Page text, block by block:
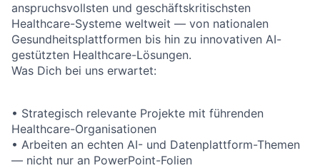
anspruchsvollsten und geschäftskritischsten
Healthcare-Systeme weltweit — von nationalen
Gesundheitsplattformen bis hin zu innovativen AI-
gestützten Healthcare-Lösungen.
Was Dich bei uns erwartet:
• Strategisch relevante Projekte mit führenden
Healthcare-Organisationen
• Arbeiten an echten AI- und Datenplattform-Themen
— nicht nur an PowerPoint-Folien